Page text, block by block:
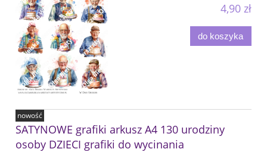
4,90 zł
do koszyka
SATYNOWE grafiki arkusz A4 130 urodziny
osoby DZIECI grafiki do wycinania
nowość